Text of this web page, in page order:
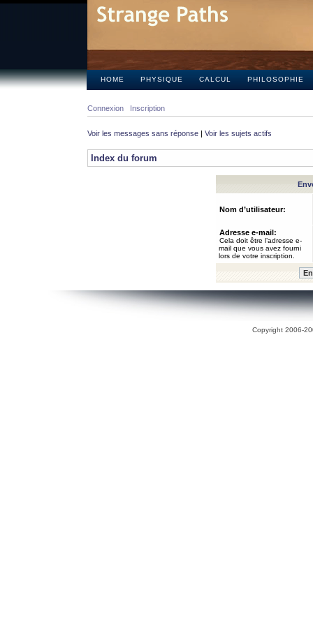
HOME PHYSIQUE CALCUL PHILOSOPHIE
Connexion Inscription
Voir les messages sans réponse | Voir les sujets actifs
Index du forum
Nom d’utilisateur:
Adresse e-mail:
Cela doit être l’adresse e-
mail que vous avez fourni
lors de votre inscription.
Copyright 2006-